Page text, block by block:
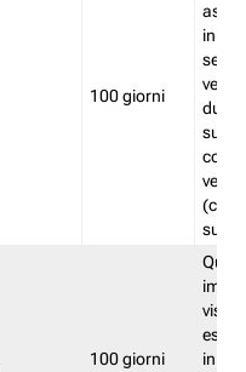
100 giorni
in
100 giorni
in